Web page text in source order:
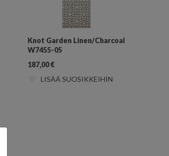
Knot Garden Linen/Charcoal
W7455-05
187,00€
LISÄÄ SUOSIKKEIHIN